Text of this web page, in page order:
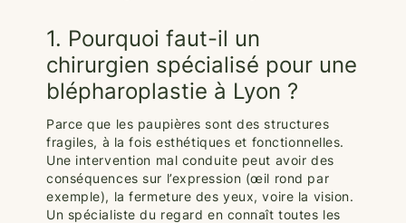
1. Pourquoi faut-il un
chirurgien spécialisé pour une
blépharoplastie à Lyon ?
Parce que les paupières sont des structures
fragiles, à la fois esthétiques et fonctionnelles.
Une intervention mal conduite peut avoir des
conséquences sur l’expression (œil rond par
exemple), la fermeture des yeux, voire la vision.
Un spécialiste du regard en connaît toutes les